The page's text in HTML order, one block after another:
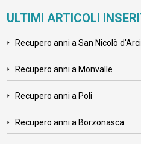
ULTIMI ARTICOLI
Recupero anni a San Nicolò
Recupero anni a Monvalle
Recupero anni a Poli
Recupero anni a Borzonasca